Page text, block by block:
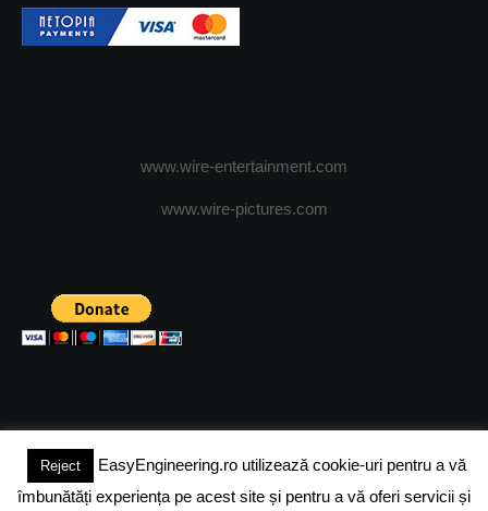
www.wire-entertainment.com
www.wire-pictures.com
(c) 2024 - FineEngineeringMagazine. All rights reserved.
Reject
EasyEngineering.ro utilizează cookie-uri pentru a vă
îmbunătăți experiența pe acest site și pentru a vă oferi servicii și